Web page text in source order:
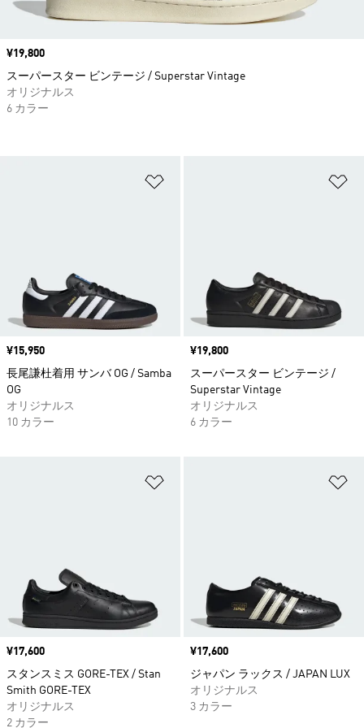
価格
¥15,950
長尾謙杜着用 サンバ OG / Samba
OG
オリジナルス
10 カラー
価格
¥19,800
スーパースター ビンテージ /
Superstar Vintage
オリジナルス
6 カラー
価格
¥17,600
スタンスミス GORE-TEX / Stan
Smith GORE-TEX
オリジナルス
2 カラー
価格
¥17,600
ジャパン ラックス / JAPAN LUX
オリジナルス
3 カラー
価格
¥19,800
スーパースター ビンテージ / Superstar Vintage
オリジナルス
6 カラー